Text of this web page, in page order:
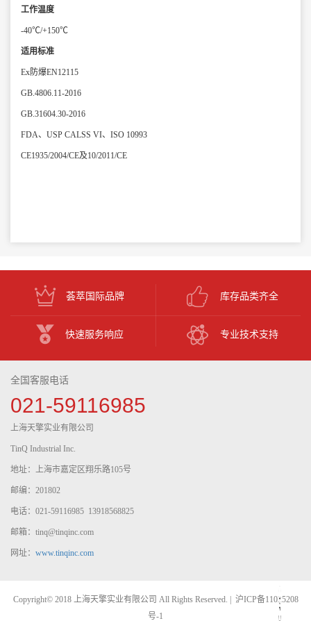
工作温度
-40℃/+150℃
适用标准
Ex防爆EN12115
GB.4806.11-2016
GB.31604.30-2016
FDA、 USP CALSS VI、 ISO 10993
CE1935/2004/CE及10/2011/CE
荟萃国际品牌 库存品类齐全
快速服务响应 专业技术支持
全国客服电话
021-59116985
上海天擎实业有限公司
TinQ Industrial Inc.
地址：上海市嘉定区翔乐路105号
邮编：201802
电话：021-59116985 13918568825
邮箱：tinq@tinqinc.com
网址： www.tinqinc.com
Copyright© 2018 上海天擎实业有限公司 All Rights Reserved. | 沪ICP备11025208
号-1